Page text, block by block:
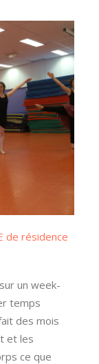
de résidence
un week-
temps
des mois
et les
ce que